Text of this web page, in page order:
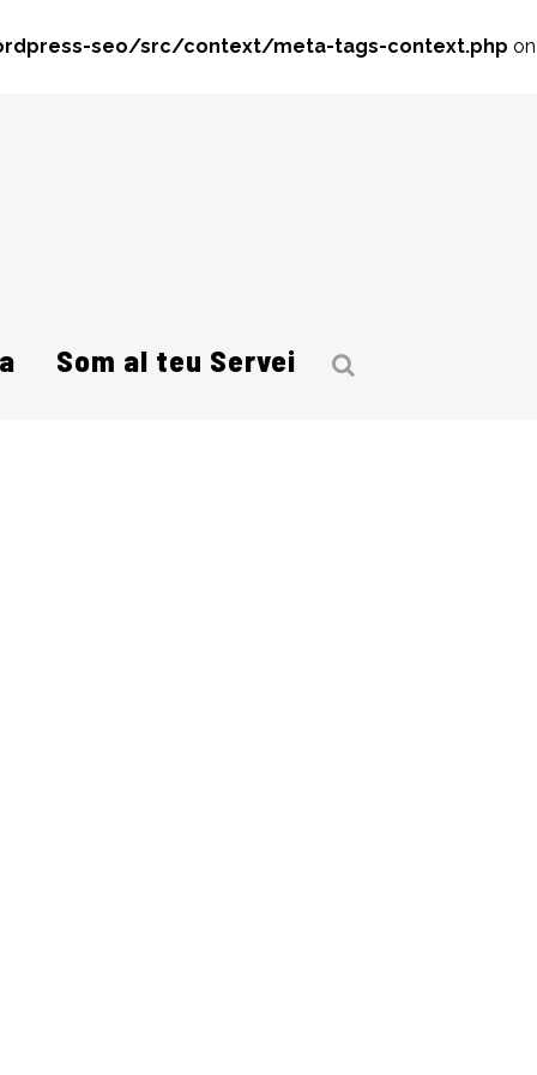
seo/src/context/meta-tags-context.php on
Som al teu Servei